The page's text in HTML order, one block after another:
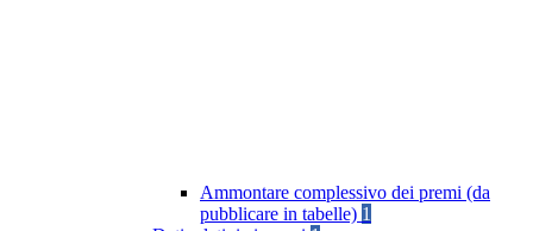
Ammontare complessivo dei premi (da
pubblicare in tabelle) 1